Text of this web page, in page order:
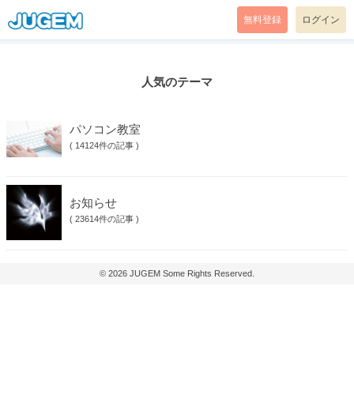
無料登録 ログイン
人気のテーマ
パソコン教室
( 14124件の記事 )
お知らせ
( 23614件の記事 )
© 2026 JUGEM Some Rights Reserved.